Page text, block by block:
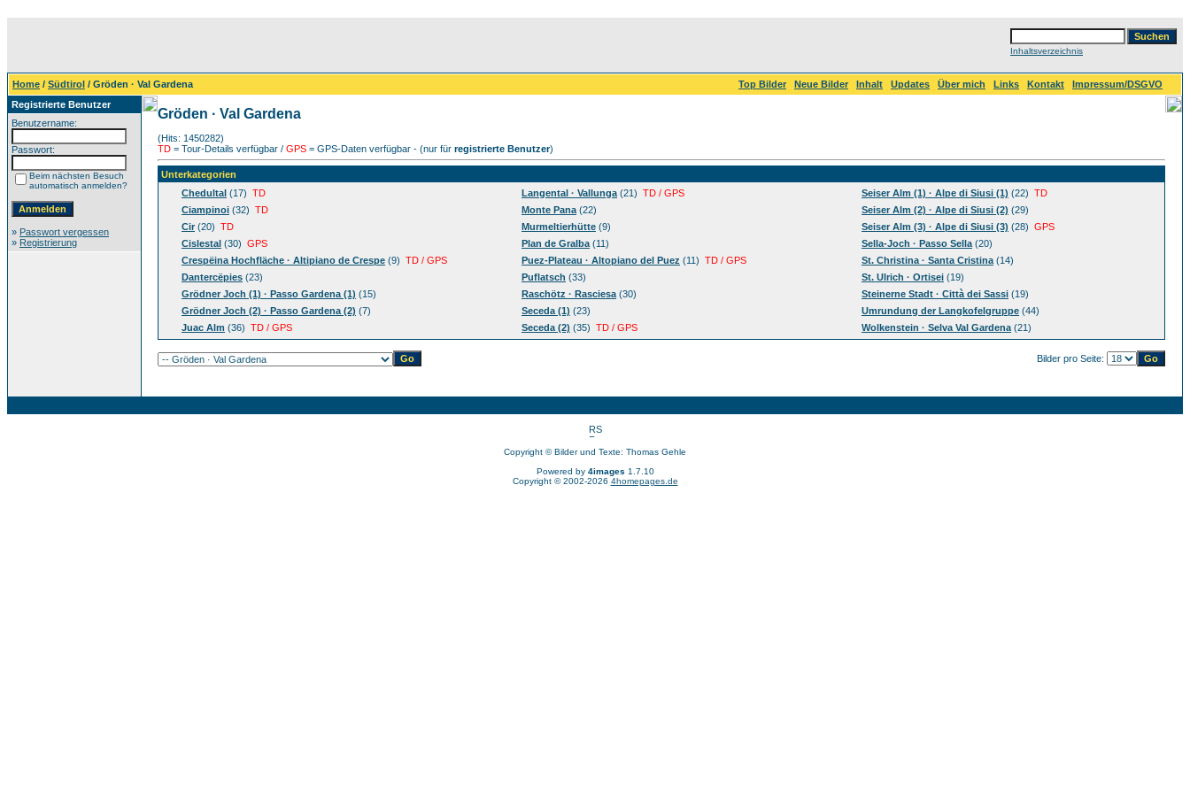
Inhaltsverzeichnis
Home / Südtirol / Gröden · Val Gardena Top Bilder Neue Bilder Inhalt Updates Über mich Links Kontakt
Impressum/DSGVO
Registrierte Benutzer
Benutzername:
Passwort:
Beim nächsten Besuch
automatisch anmelden?
» Passwort vergessen
» Registrierung
Gröden · Val Gardena
(Hits: 1450282)
TD = Tour-Details verfügbar / GPS = GPS-Daten verfügbar - (nur für registrierte Benutzer)
Unterkategorien
Chedultal (17) TD
Ciampinoi (32) TD
Cir(20) TD
Cislestal (30) GPS
Crespëina Hochfläche · Altipiano de Crespe (9) TD / GPS
Dantercëpies (23)
Grödner Joch (1) · Passo Gardena (1) (15)
Grödner Joch (2) · Passo Gardena (2) (7)
Juac Alm (36) TD / GPS
Langental · Vallunga (21) TD / GPS
Monte Pana (22)
Murmeltierhütte (9)
Plan de Gralba (11)
Puez-Plateau · Altopiano del Puez (11) TD / GPS
Puflatsch (33)
Raschötz · Rasciesa (30)
Seceda (1) (23)
Seceda (2) (35) TD / GPS
Seiser Alm (1) · Alpe di Siusi (1) (22) TD
Seiser Alm (2) · Alpe di Siusi (2) (29)
Seiser Alm (3) · Alpe di Siusi (3) (28) GPS
Sella-Joch · Passo Sella (20)
St. Christina · Santa Cristina (14)
St. Ulrich · Ortisei (19)
Steinerne Stadt · Città dei Sassi (19)
Umrundung der Langkofelgruppe (44)
Wolkenstein · Selva Val Gardena (21)
Bilder pro Seite:
Copyright © Bilder und Texte: Thomas Gehle
Powered by 4images 1.7.10
Copyright © 2002-2026 4homepages.de